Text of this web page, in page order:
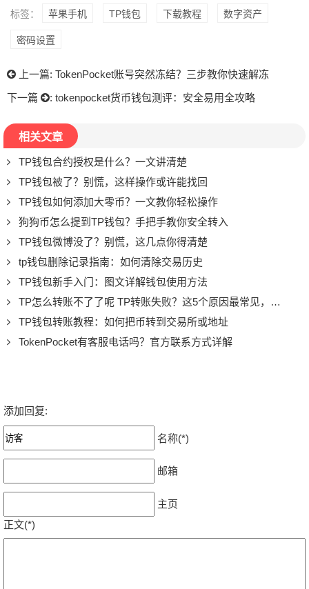
标签： 苹果手机 TP钱包 下载教程 数字资产
密码设置
上一篇: TokenPocket账号突然冻结？三步教你快速解冻
下一篇
: tokenpocket货币钱包测评：安全易用全攻略
相关文章
TP钱包合约授权是什么？一文讲清楚
TP钱包被了？别慌，这样操作或许能找回
TP钱包如何添加大零币？一文教你轻松操作
狗狗币怎么提到TP钱包？手把手教你安全转入
TP钱包微博没了？别慌，这几点你得清楚
tp钱包删除记录指南：如何清除交易历史
TP钱包新手入门：图文详解钱包使用方法
TP怎么转账不了了呢 TP转账失败？这5个原因最常见，一文解决你的转账焦虑
TP钱包转账教程：如何把币转到交易所或地址
TokenPocket有客服电话吗？官方联系方式详解
添加回复:
名称(*)
邮箱
主页
正文(*)